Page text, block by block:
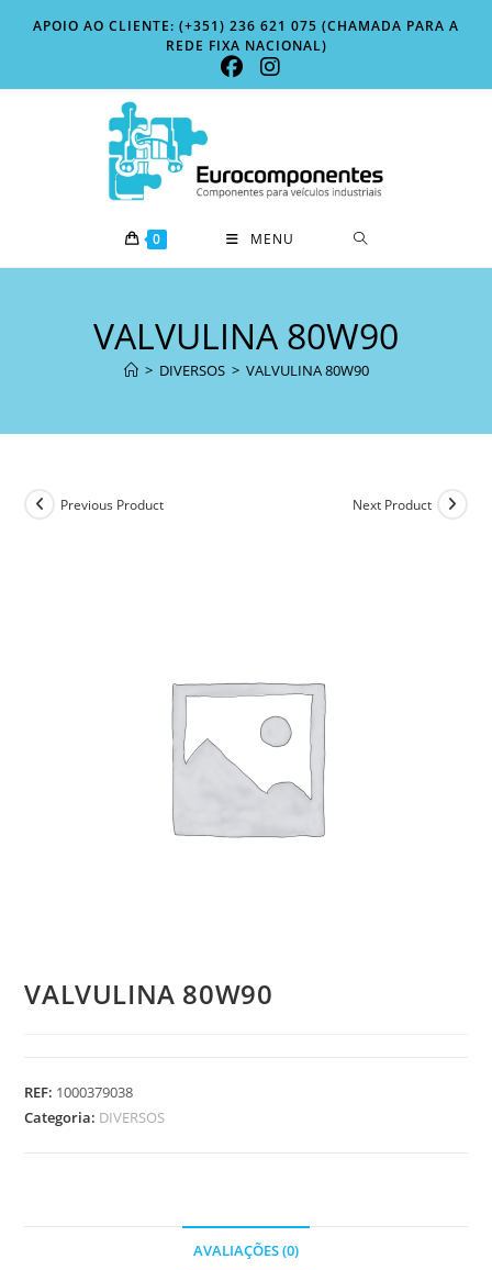
APOIO AO CLIENTE: (+351) 236 621 075 (CHAMADA PARA A
REDE FIXA NACIONAL)
0 MENU
VALVULINA 80W90
> DIVERSOS > VALVULINA 80W90
Previous Product Next Product
VALVULINA 80W90
REF: 1000379038
Categoria: DIVERSOS
AVALIAÇÕES (0)